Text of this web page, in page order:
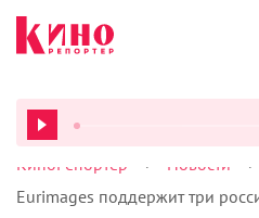
ВСЕ ПОДКАСТЫ
КиноРепортер > Новости >
Eurimages поддержит три